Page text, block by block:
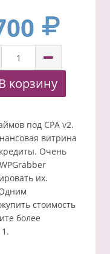
В корзину
под CPA v2.
витрина
Очень
их.
стоимость
более